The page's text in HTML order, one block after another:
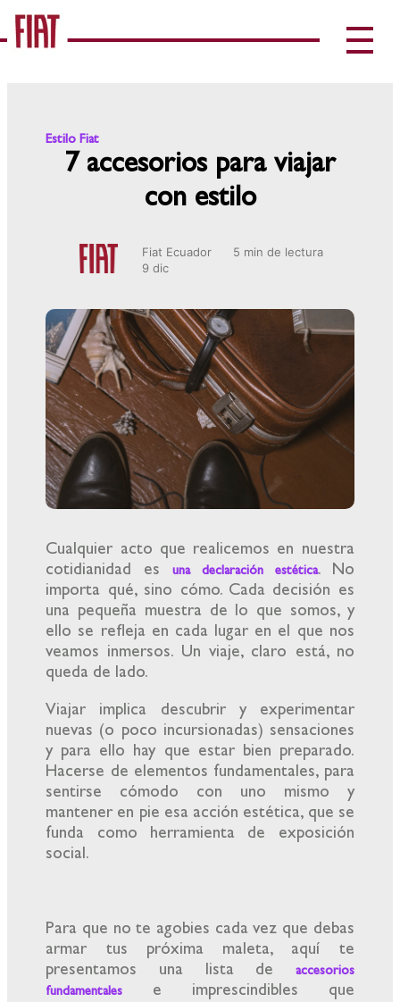
Estilo Fiat
7 accesorios para viajar
con estilo
Fiat Ecuador
9 dic
5 min de lectura
Cualquier acto que realicemos en nuestra
cotidianidad esuna declaración estética. No
importa qué, sino cómo. Cada decisión es
una pequeña muestra de lo que somos, y
ello se refleja en cada lugar en el que nos
veamos inmersos. Un viaje, claro está, no
queda de lado.
Viajar implica descubrir y experimentar
nuevas (o poco incursionadas) sensaciones
y para ello hay que estar bien preparado.
Hacerse de elementos fundamentales, para
sentirse cómodo con uno mismo y
mantener en pie esa acción estética, que se
funda como herramienta de exposición
social.
Para que no te agobies cada vez que debas
armar tus próxima maleta, aquí te
presentamos una lista de
accesorios
fundamentales
e imprescindibles que